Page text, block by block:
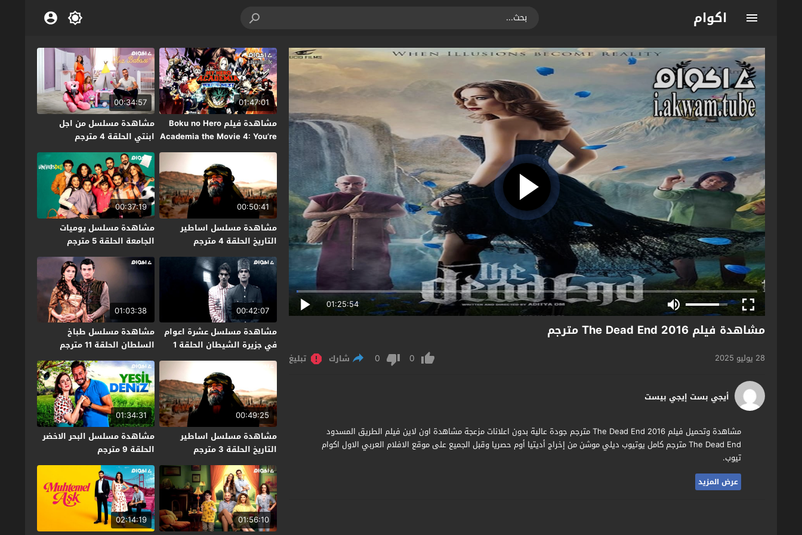
اكوام
01:25:54
مشاهدة فيلم The Dead End 2016 مترجم
28 يوليو 2025 0
0 شارك تبليغ
أيجي بست إيجي بيست
مشاهدة وتحميل فيلم The Dead End 2016 مترجم جودة عالية بدون اعلانات مزعجة مشاهدة اون لاين فيلم الطريق المسدود
The Dead End مترجم كامل يوتيوب ديلي موشن من إخراج أديتيا أوم حصريا وقبل الجميع على موقع الافلام العربي الاول اكوام
تيوب.
عرض المزيد
01:47:01
مشاهدة فيلم Boku no Hero
Academia the Movie 4: You’re
Next 2024 مترجم
00:34:57
مشاهدة مسلسل من اجل
ابنتي الحلقة 4 مترجم
00:50:41
مشاهدة مسلسل اساطير
التاريخ الحلقة 4 مترجم
00:37:19
مشاهدة مسلسل يوميات
الجامعة الحلقة 5 مترجم
00:42:07
مشاهدة مسلسل عشرة اعوام
في جزيرة الشيطان الحلقة 1
مترجم
01:03:38
مشاهدة مسلسل طباخ
السلطان الحلقة 11 مترجم
00:49:25
مشاهدة مسلسل اساطير
التاريخ الحلقة 3 مترجم
01:34:31
مشاهدة مسلسل البحر الاخضر
الحلقة 9 مترجم
01:56:10
02:14:19